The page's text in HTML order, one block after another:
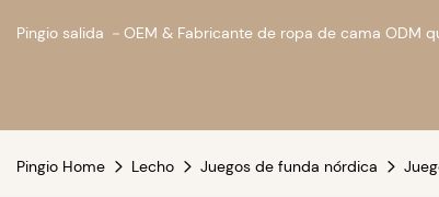
Pingio salida －OEM & Fabricante de ropa de cama
Pingio Home Lecho Juegos de funda nórdica